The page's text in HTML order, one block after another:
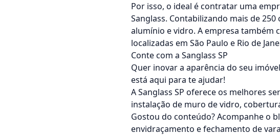
Por isso, o ideal é contratar uma
Sanglass. Contabilizando mais de
alumínio e vidro. A empresa também
localizadas em São Paulo e Rio de
Conte com a Sanglass SP
Quer inovar a aparência do seu
está aqui para te ajudar!
A Sanglass SP oferece os melhores
instalação de muro de vidro,
Gostou do conteúdo? Acompanhe o
envidraçamento e fechamento de